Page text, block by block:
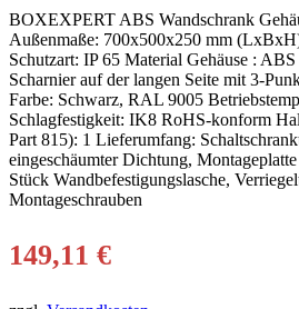
BOXEXPERT ABS Wandschrank
Außenmaße: 700x500x250 mm
Schutzart: IP 65 Material Gehäuse :
Scharnier auf der langen Seite mit 3-
Farbe: Schwarz, RAL 9005
Schlagfestigkeit: IK8 RoHS-konform
Part 815): 1 Lieferumfang:
eingeschäumter Dichtung,
Stück Wandbefestigungslasche,
Montageschrauben
149,11 €